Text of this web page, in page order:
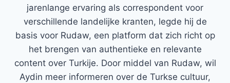
jarenlange ervaring als correspondent voor
verschillende landelijke kranten, legde hij de
basis voor Rudaw, een platform dat zich richt op
het brengen van authentieke en relevante
content over Turkije. Door middel van Rudaw, wil
Aydin meer informeren over de Turkse cultuur,